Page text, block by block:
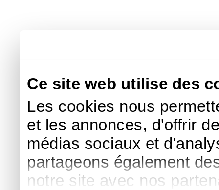
Ce site web utilise des
Les cookies nous
et les annonces, d'offrir
médias sociaux et
partageons également
notre site avec nos